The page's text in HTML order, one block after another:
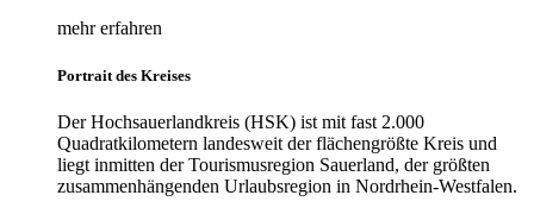
mehr erfahren
Portrait des Kreises
Der Hochsauerlandkreis (HSK) ist mit fast 2.000
Quadratkilometern landesweit der flächengrößte Kreis und
liegt inmitten der Tourismusregion Sauerland, der größten
zusammenhängenden Urlaubsregion in Nordrhein-Westfalen.